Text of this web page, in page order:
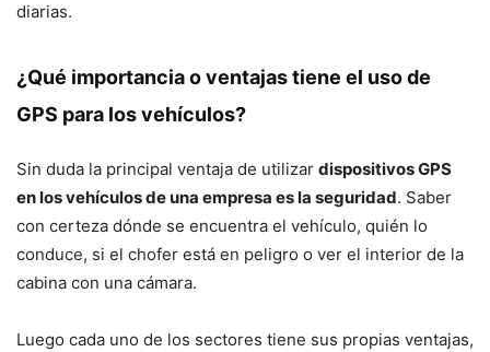
diarias.
¿Qué importancia o ventajas tiene el uso de
GPS para los vehículos?
Sin duda la principal ventaja de utilizar dispositivos GPS
en los vehículos de una empresa es la seguridad. Saber
con certeza dónde se encuentra el vehículo, quién lo
conduce, si el chofer está en peligro o ver el interior de la
cabina con una cámara.
Luego cada uno de los sectores tiene sus propias ventajas,